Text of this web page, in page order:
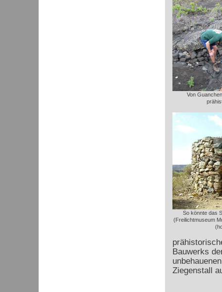
Von
So könnte das
(Freilichtmuseum
Bauwerks
Ziegenstall